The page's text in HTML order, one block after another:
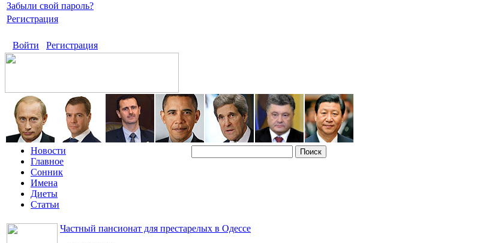
Забыли свой пароль?
Регистрация
Войти Регистрация
Новости
Главное
Сонник
Имена
Диеты
Статьи
Частный пансионат для престарелых в Одессе